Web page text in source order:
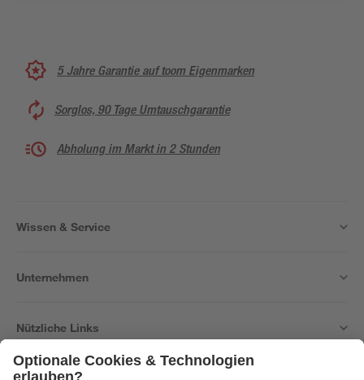
5 Jahre Garantie auf toom Eigenmarken
Sorglos, 90 Tage Umtauschgarantie
Abholung im Markt in 2 Stunden
Wissen & Service
Unternehmen
Nützliche Links